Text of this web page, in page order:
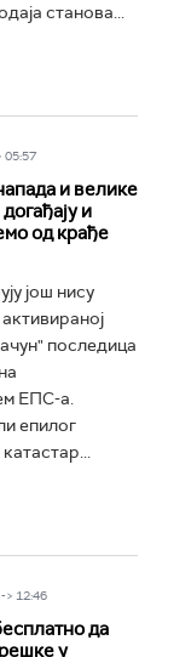
станова...
05:57
и велике
и
од крађе
још нису
последица
ЕПС-а.
епилог
> 12:46
да
у